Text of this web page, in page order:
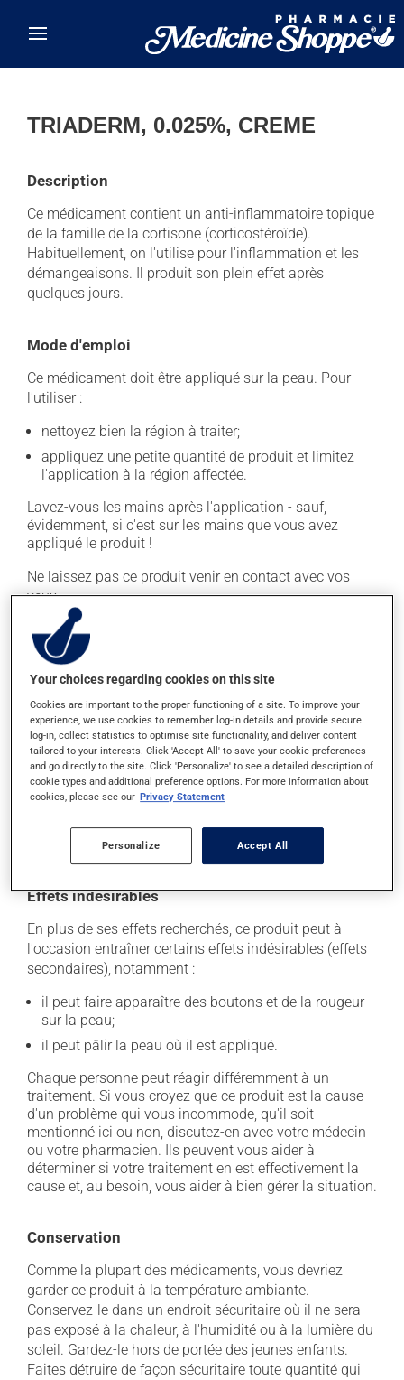
TRIADERM, 0.025%, CREME
Description
Ce médicament contient un anti-inflammatoire topique
de la famille de la cortisone (corticostéroïde).
Habituellement, on l'utilise pour l'inflammation et les
démangeaisons. Il produit son plein effet après
quelques jours.
Mode d'emploi
Ce médicament doit être appliqué sur la peau. Pour
l'utiliser :
nettoyez bien la région à traiter;
appliquez une petite quantité de produit et limitez
l'application à la région affectée.
Lavez-vous les mains après l'application - sauf,
évidemment, si c'est sur les mains que vous avez
appliqué le produit !
Ne laissez pas ce produit venir en contact avec vos
yeux.
En règle générale, on utilise ce produit deux fois par
jour. Il est possible que votre pharmacien vous ait
indiqué un horaire différent qui est plus approprié pour
vous. Ne cessez pas de l'appliquer dès qu'une
amélioration est visible. Continuez pour la durée de
traitement indiquée.
Il est important de respecter la posologie inscrite sur
l'étiquette. N'en utilisez pas plus, ni plus souvent
qu'indiqué. Les dérivés de la cortisone peuvent amincir
la peau et favoriser les infections de la peau. Ne les
appliquez pas inutilement.
Effets indésirables
En plus de ses effets recherchés, ce produit peut à
l'occasion entraîner certains effets indésirables (effets
secondaires), notamment :
il peut faire apparaître des boutons et de la rougeur
sur la peau;
il peut pâlir la peau où il est appliqué.
Chaque personne peut réagir différemment à un
traitement. Si vous croyez que ce produit est la cause
d'un problème qui vous incommode, qu'il soit
mentionné ici ou non, discutez-en avec votre médecin
ou votre pharmacien. Ils peuvent vous aider à
déterminer si votre traitement en est effectivement la
cause et, au besoin, vous aider à bien gérer la situation.
Conservation
Comme la plupart des médicaments, vous devriez
garder ce produit à la température ambiante.
Conservez-le dans un endroit sécuritaire où il ne sera
pas exposé à la chaleur, à l'humidité ou à la lumière du
soleil. Gardez-le hors de portée des jeunes enfants.
Faites détruire de façon sécuritaire toute quantité qui
Your choices regarding cookies on this site
Cookies are important to the proper functioning of a site. To improve your
experience, we use cookies to remember log-in details and provide secure
log-in, collect statistics to optimise site functionality, and deliver content
tailored to your interests. Click 'Accept All' to save your cookie preferences
and go directly to the site. Click 'Personalize' to see a detailed description of
cookie types and additional preference options. For more information about
cookies, please see our Privacy Statement
Personalize Accept All